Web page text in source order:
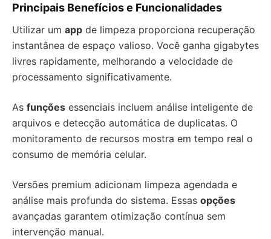
Principais Benefícios e Funcionalidades
Utilizar um app de limpeza proporciona recuperação
instantânea de espaço valioso. Você ganha gigabytes
livres rapidamente, melhorando a velocidade de
processamento significativamente.
As funções essenciais incluem análise inteligente de
arquivos e detecção automática de duplicatas. O
monitoramento de recursos mostra em tempo real o
consumo de memória celular.
Versões premium adicionam limpeza agendada e
análise mais profunda do sistema. Essas opções
avançadas garantem otimização contínua sem
intervenção manual.